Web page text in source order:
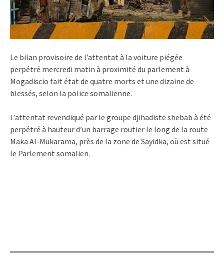
Le bilan provisoire de l’attentat à la voiture piégée
perpétré mercredi matin à proximité du parlement à
Mogadiscio fait état de quatre morts et une dizaine de
blessés, selon la police somalienne.
L’attentat revendiqué par le groupe djihadiste shebab à été
perpétré à hauteur d’un barrage routier le long de la route
Maka Al-Mukarama, près de la zone de Sayidka, où est situé
le Parlement somalien.